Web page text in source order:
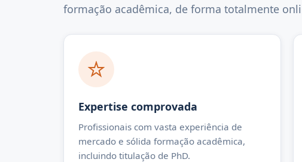
formação acadêmica, de forma totalmente
Expertise comprovada
Profissionais com vasta experiência de
mercado e sólida formação acadêmica,
incluindo titulação de PhD.